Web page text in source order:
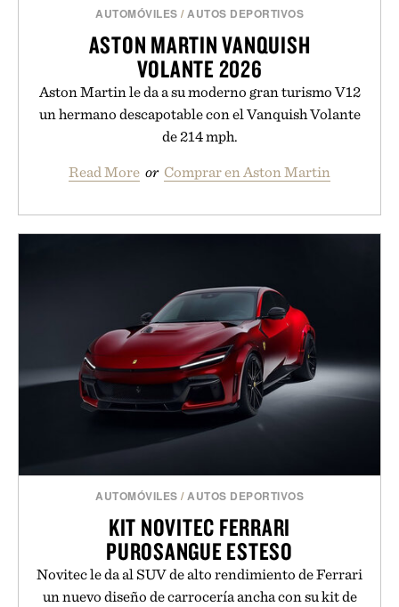
AUTOMÓVILES /AUTOS DEPORTIVOS
ASTON MARTIN VANQUISH
VOLANTE 2026
Aston Martin le da a su moderno gran turismo V12
un hermano descapotable con el Vanquish Volante
de 214 mph.
Read More or Comprar en Aston Martin
AUTOMÓVILES /AUTOS DEPORTIVOS
KIT NOVITEC FERRARI
PUROSANGUE ESTESO
Novitec le da al SUV de alto rendimiento de Ferrari
un nuevo diseño de carrocería ancha con su kit de